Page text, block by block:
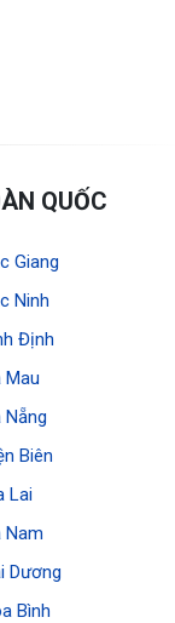
QUỐC
Giang
Ninh
Định
Mau
Nẵng
Biên
Lai
Nam
Dương
Bình